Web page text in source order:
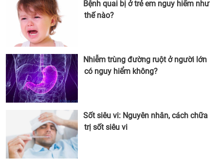
Bệnh quai bị ở trẻ em nguy hiểm như
thế nào?
Nhiễm trùng đường ruột ở người lớn
có nguy hiểm không?
Sốt siêu vi: Nguyên nhân, cách chữa
trị sốt siêu vi